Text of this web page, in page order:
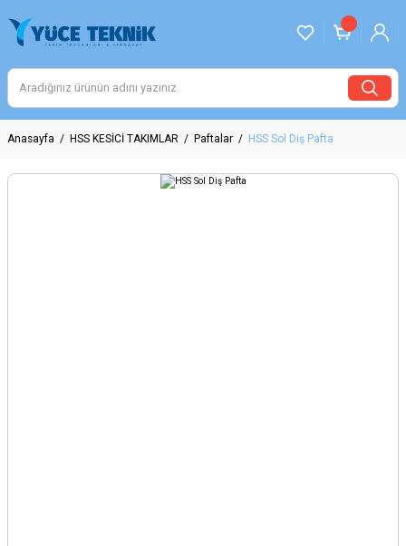
Anasayfa HSS KESİCİ TAKIMLAR Paftalar HSS Sol Diş Pafta